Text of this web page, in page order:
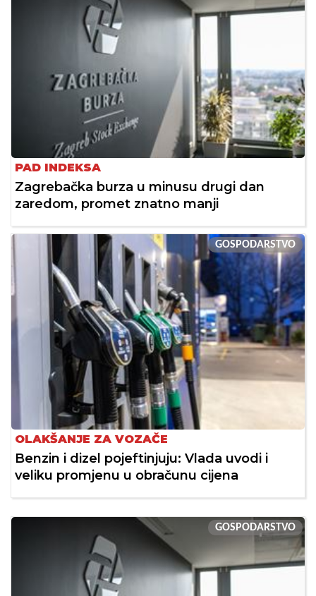
PAD INDEKSA
Zagrebačka burza u minusu drugi dan
zaredom, promet znatno manji
GOSPODARSTVO
OLAKŠANJE ZA VOZAČE
Benzin i dizel pojeftinjuju: Vlada uvodi i
veliku promjenu u obračunu cijena
GOSPODARSTVO